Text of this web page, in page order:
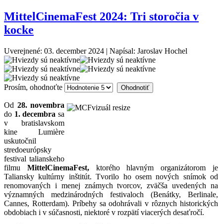
MittelCinemaFest 2024: Tri storočia v
kocke
Uverejnené: 03. december 2024 | Napísal: Jaroslav Hochel
Prosím, ohodnoťte
Od 28. novembra
do 1. decembra sa
v bratislavskom
kine Lumière
uskutočnil
stredoeurópsky
festival talianskeho
filmu MittelCinemaFest,ktorého hlavným organizátorom je
Taliansky kultúrny inštitút. Tvorilo ho osem nových snímok od
renomovaných i menej známych tvorcov, zväčša uvedených na
významných medzinárodných festivaloch (Benátky, Berlinale,
Cannes, Rotterdam). Príbehy sa odohrávali v rôznych historických
obdobiach i v súčasnosti, niektoré v rozpätí viacerých desaťročí.